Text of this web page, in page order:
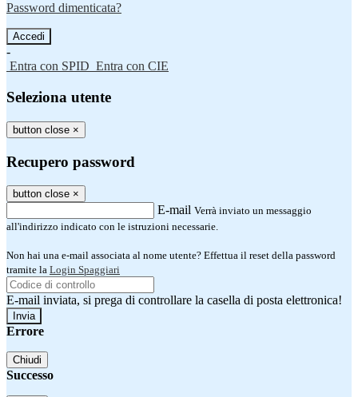
Password dimenticata?
-
Entra con SPID Entra con CIE
Seleziona utente
button close ×
Recupero password
button close ×
E-mail Verrà inviato un messaggio
all'indirizzo indicato con le istruzioni necessarie.
Non hai una e-mail associata al nome utente? Effettua il reset della password
tramite la Login Spaggiari
E-mail inviata, si prega di controllare la casella di posta elettronica!
Errore
Chiudi
Successo